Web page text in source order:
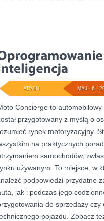
MAJ - 6 -
ADMIN
Concierge to
przygotowany z myślą o
rynek motoryzacyjny.
na praktycznych
samochodów,
używanym. To miejsce, w
podpowiedzi przydatne
jak i podczas jego
do sprzedaży czy
pojazdu. Zobacz